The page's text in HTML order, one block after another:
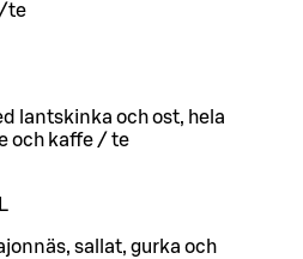
/te
lantskinka och ost, hela
och kaffe / te
L
sallat, gurka och